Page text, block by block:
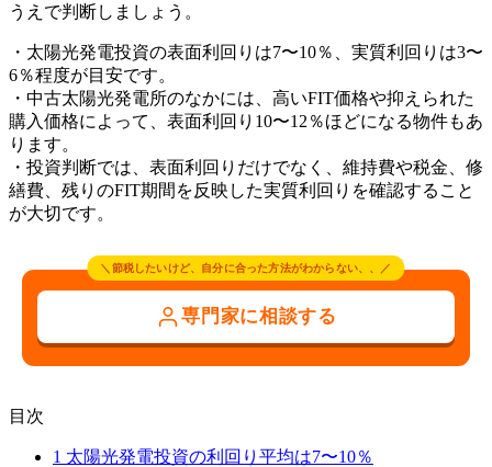
うえで判断しましょう。
・太陽光発電投資の表面利回りは7〜10％、実質利回りは3〜
6％程度が目安です。
・中古太陽光発電所のなかには、高いFIT価格や抑えられた
購入価格によって、表面利回り10〜12％ほどになる物件もあ
ります。
・投資判断では、表面利回りだけでなく、維持費や税金、修
繕費、残りのFIT期間を反映した実質利回りを確認すること
が大切です。
＼節税したいけど、自分に合った方法がわからない、、／
専門家に相談する
目次
1 太陽光発電投資の利回り平均は7〜10％